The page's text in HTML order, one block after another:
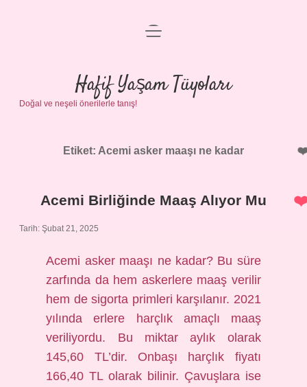
Anasayfa
Gizlilik Politikası
Yasal Uyarı
menüyü
Hafif Yaşam Tüyoları
Doğal ve neşeli önerilerle tanış!
Etiket: Acemi asker maaşı ne kadar
Acemi Birliğinde Maaş Alıyor Mu
Tarih: Şubat 21, 2025
Acemi asker maaşı ne kadar? Bu süre
zarfında da hem askerlere maaş verilir
hem de sigorta primleri karşılanır. 2021
yılında erlere harçlık amaçlı maaş
veriliyordu. Bu miktar aylık olarak
145,60 TL’dir. Onbaşı harçlık fiyatı
166,40 TL olarak bilinir. Çavuşlara ise